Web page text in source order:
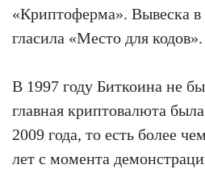
«Криптоферма». Вывеска в
гласила «Место для кодов».
В 1997 году Биткоина не
главная криптовалюта
2009 года, то есть более
лет с момента